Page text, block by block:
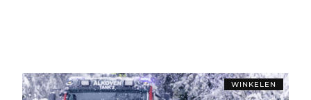
WINKELEN